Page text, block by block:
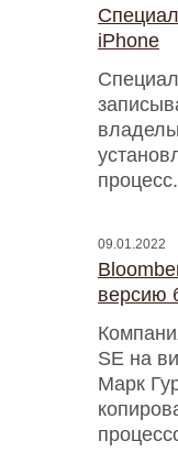
iPhone
09.01.2022
версию
SE на
Марк